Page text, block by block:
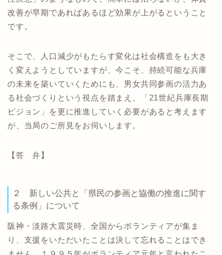
改善が早期であればあるほど効果が上がるということ
です。
そこで、人口減少がもたらす変化は社会構造をも大き
く変えようとしていますが、今こそ、持続可能な兵庫
の未来を築いていくためにも、男女共同参画の活力あ
る社会づくりという視点を踏まえ、「21世紀兵庫長期
ビジョン」を更に推進していく必要があると考えます
が、当局のご所見をお伺いします。
【答 弁】
２ 新しい公共と「県民の参画と協働の推進に関す
る条例」について
阪神・淡路大震災時、全国からボランティアが集ま
り、支援をいただいたことは決して忘れることはでき